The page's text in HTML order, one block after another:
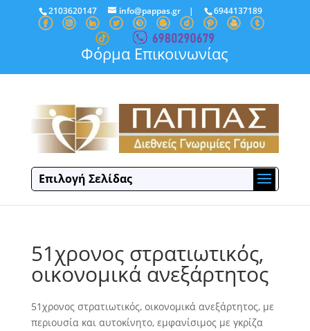
2103620147 info@pappas.gr| 6944137189
Φόρμα Επικοινωνίας
Επιλογή Σελίδας
51χρονος στρατιωτικός,
οικονομικά ανεξάρτητος
51χρονος στρατιωτικός, οικονομικά ανεξάρτητος, με
περιουσία και αυτοκίνητο, εμφανίσιμος με γκρίζα